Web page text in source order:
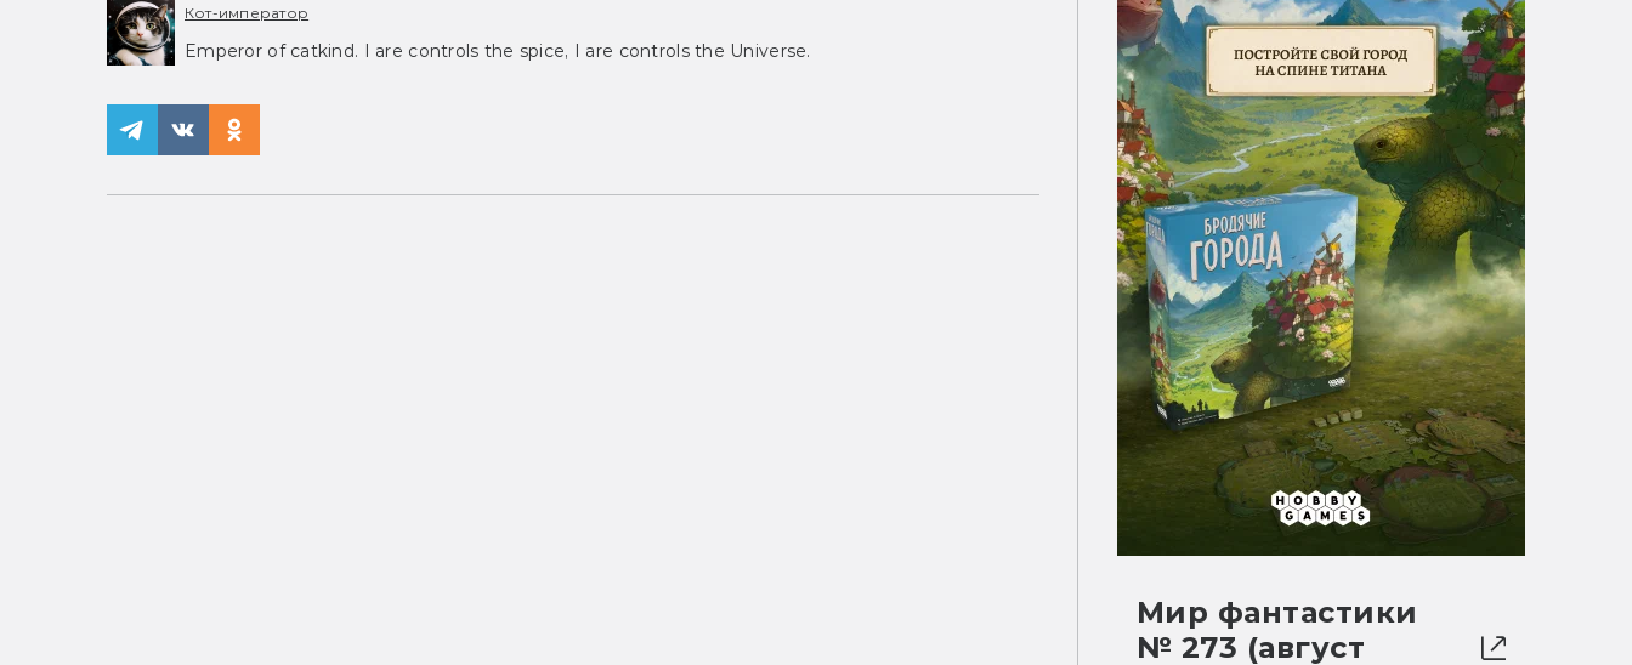
Кот-император
Emperor of catkind. I are controls the spice, I are controls the Universe.
Мир фантастики
№ 273 (август